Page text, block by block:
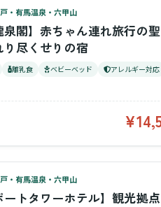
・有馬温泉・六甲山
泉閣】赤ちゃん連れ旅行の聖
り尽くせりの宿
離乳食 ベビーベッド
アレルギー対応
・有馬温泉・六甲山
ートタワーホテル】観光拠